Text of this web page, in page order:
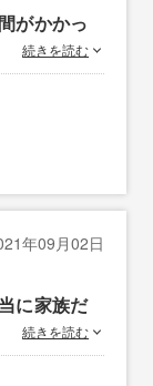
がかかっ
続きを読む
年09月02日
に家族だ
続きを読む